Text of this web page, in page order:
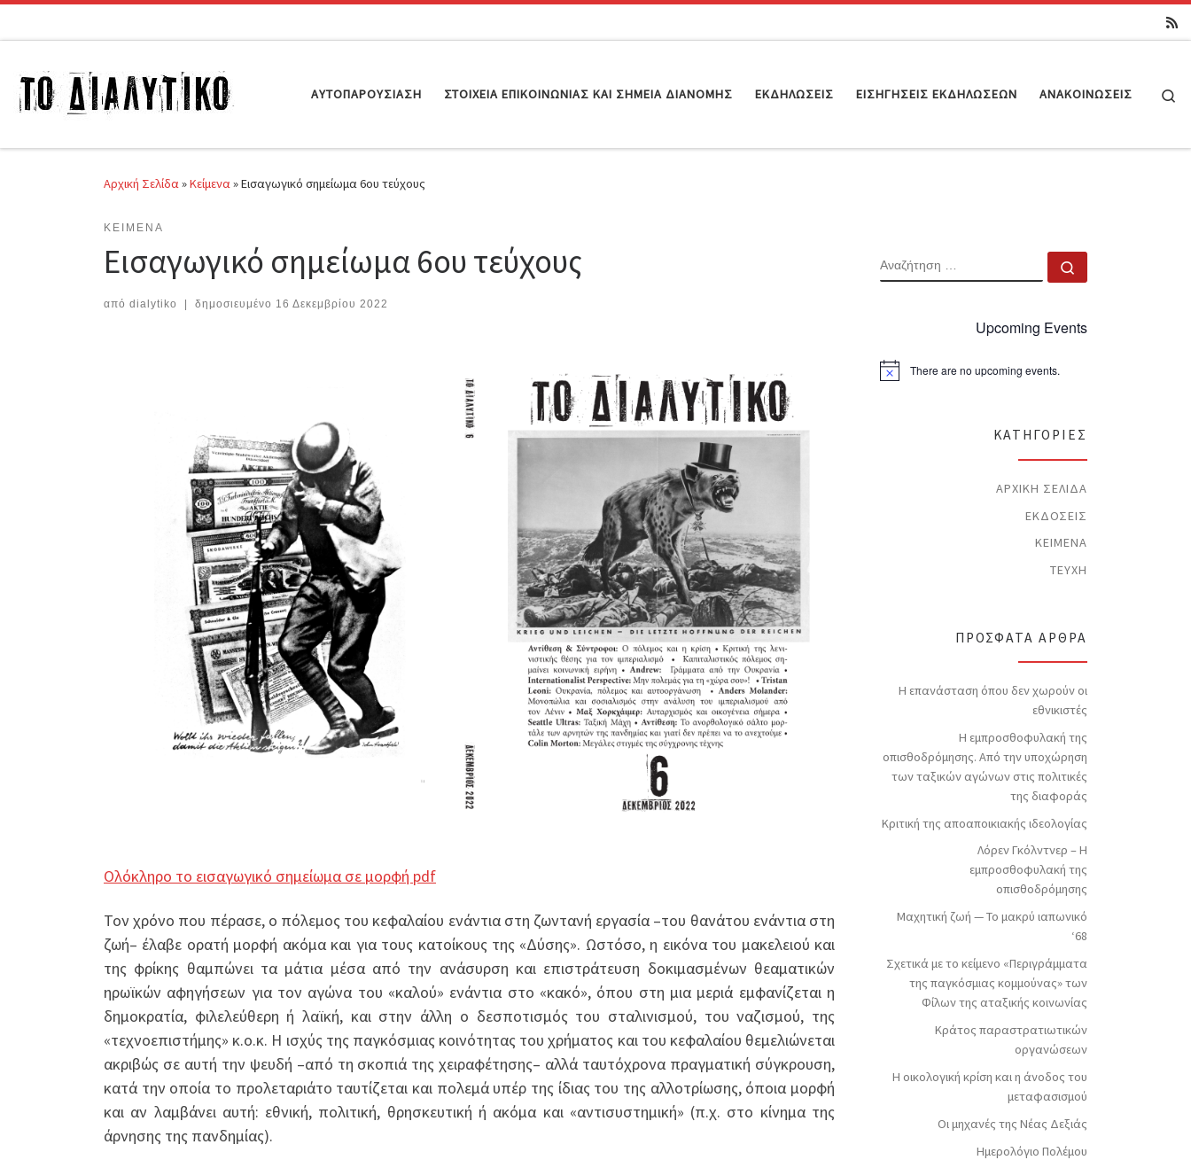
ΑΥΤΟΠΑΡΟΥΣΊΑΣΗ ΣΤΟΙΧΕΊΑ ΕΠΙΚΟΙΝΩΝΊΑΣ ΚΑΙ ΣΗΜΕΊΑ ΔΙΑΝΟΜΉΣ ΕΚΔΗΛΏΣΕΙΣ ΕΙΣΗΓΉΣΕΙΣ ΕΚΔΗΛΏΣΕΩΝ ΑΝΑΚΟΙΝΏΣΕΙΣ
Αρχική Σελίδα»Κείμενα»Εισαγωγικό σημείωμα 6ου τεύχους
ΚΕΊΜΕΝΑ
Εισαγωγικό σημείωμα 6ου τεύχους
από dialytiko δημοσιευμένο 16 Δεκεμβρίου 2022
Ολόκληρο το εισαγωγικό σημείωμα σε μορφή pdf
Τον χρόνο που πέρασε, ο πόλεμος του κεφαλαίου ενάντια στη ζωντανή εργασία –του θανάτου ενάντια στη
ζωή– έλαβε ορατή μορφή ακόμα και για τους κατοίκους της «Δύσης». Ωστόσο, η εικόνα του μακελειού και
της φρίκης θαμπώνει τα μάτια μέσα από την ανάσυρση και επιστράτευση δοκιμασμένων θεαματικών
ηρωϊκών αφηγήσεων για τον αγώνα του «καλού» ενάντια στο «κακό», όπου στη μια μεριά εμφανίζεται η
δημοκρατία, φιλελεύθερη ή λαϊκή, και στην άλλη ο δεσποτισμός του σταλινισμού, του ναζισμού, της
«τεχνοεπιστήμης» κ.ο.κ. Η ισχύς της παγκόσμιας κοινότητας του χρήματος και του κεφαλαίου θεμελιώνεται
ακριβώς σε αυτή την ψευδή –από τη σκοπιά της χειραφέτησης– αλλά ταυτόχρονα πραγματική σύγκρουση,
κατά την οποία το προλεταριάτο ταυτίζεται και πολεμά υπέρ της ίδιας του της αλλοτρίωσης, όποια μορφή
και αν λαμβάνει αυτή: εθνική, πολιτική, θρησκευτική ή ακόμα και «αντισυστημική» (π.χ. στο κίνημα της
άρνησης της πανδημίας).
ΑΝΑΖΉΤΗΣΗ
Upcoming Events
N
There are no upcoming events.
KΑΤΗΓΟΡΊΕΣ
ΑΡΧΙΚΉ ΣΕΛΊΔΑ
ΕΚΔΌΣΕΙΣ
ΚΕΊΜΕΝΑ
ΤΕΎΧΗ
ΠΡΌΣΦΑΤΑ ΆΡΘΡΑ
Η επανάσταση όπου δεν χωρούν οι
εθνικιστές
Η εμπροσθοφυλακή της
οπισθοδρόμησης. Από την υποχώρηση
των ταξικών αγώνων στις πολιτικές
της διαφοράς
Κριτική της αποαποικιακής ιδεολογίας
Λόρεν Γκόλντνερ – Η
εμπροσθοφυλακή της
οπισθοδρόμησης
Μαχητική ζωή — Το μακρύ ιαπωνικό
‘68
Σχετικά με το κείμενο «Περιγράμματα
της παγκόσμιας κομμούνας» των
Φίλων της αταξικής κοινωνίας
Κράτος παραστρατιωτικών
οργανώσεων
Η οικολογική κρίση και η άνοδος του
μεταφασισμού
Οι μηχανές της Νέας Δεξιάς
Ημερολόγιο Πολέμου